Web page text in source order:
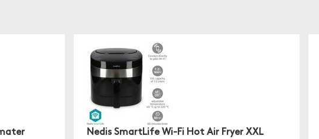
Nedis SmartLife Wi-Fi Hot Air Fryer XXL